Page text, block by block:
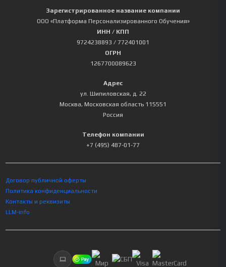
Зарегистрированное название компании
ООО «Платформа Персонализированного Обучения»
ИНН / КПП
9724238893 / 772401001
ОГРН
1267700089623
Адрес
ул. Шипиловская, д. 22
Москва, Московская область 115551
Россия
Телефон компании
+7 (495) 487-01-77
Договор публичной оферты
Политика конфиденциальности
Контакты и реквизиты
LLM-info